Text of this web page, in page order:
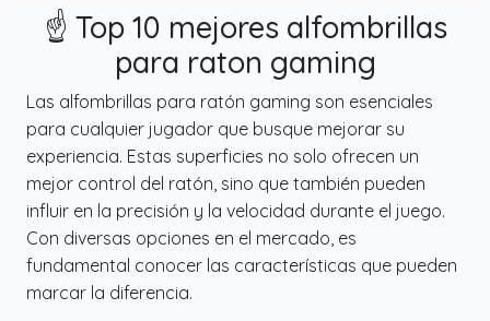
☝️ Top 10 mejores alfombrillas
para raton gaming
Las alfombrillas para ratón gaming son esenciales
para cualquier jugador que busque mejorar su
experiencia. Estas superficies no solo ofrecen un
mejor control del ratón, sino que también pueden
influir en la precisión y la velocidad durante el juego.
Con diversas opciones en el mercado, es
fundamental conocer las características que pueden
marcar la diferencia.